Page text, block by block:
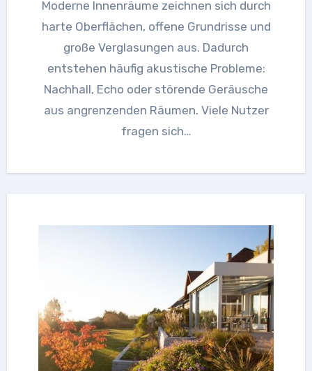
Moderne Innenräume zeichnen sich durch
harte Oberflächen, offene Grundrisse und
große Verglasungen aus. Dadurch
entstehen häufig akustische Probleme:
Nachhall, Echo oder störende Geräusche
aus angrenzenden Räumen. Viele Nutzer
fragen sich…